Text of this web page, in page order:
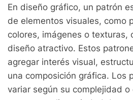
En diseño gráfico, un patrón
de elementos visuales, como
colores, imágenes o texturas,
diseño atractivo. Estos
agregar interés visual,
una composición gráfica. Los
variar según su complejidad